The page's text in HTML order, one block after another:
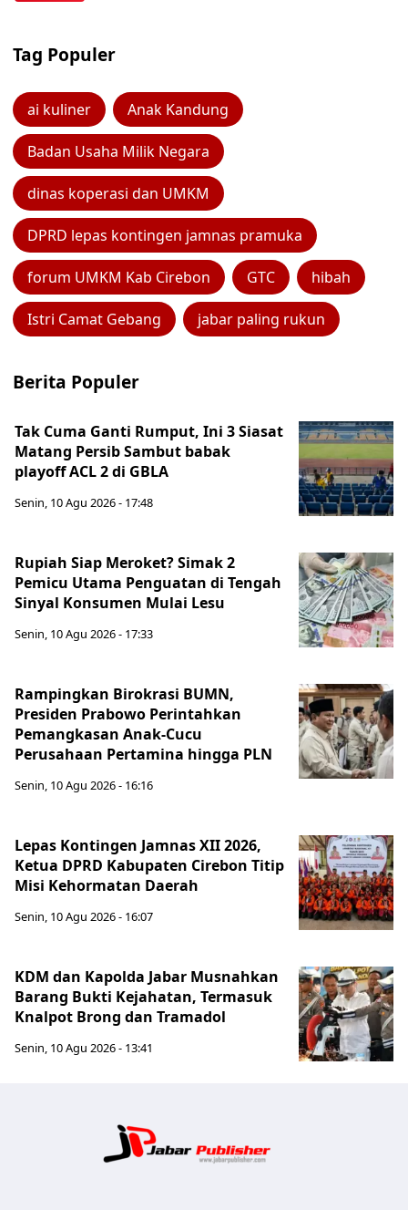
Tag Populer
ai kuliner Anak Kandung
Badan Usaha Milik Negara
dinas koperasi dan UMKM
DPRD lepas kontingen jamnas pramuka
forum UMKM Kab Cirebon GTC hibah
Istri Camat Gebang jabar paling rukun
Berita Populer
Tak Cuma Ganti Rumput, Ini 3 Siasat
Matang Persib Sambut babak
playoff ACL 2 di GBLA
Senin, 10 Agu 2026 - 17:48
Rupiah Siap Meroket? Simak 2
Pemicu Utama Penguatan di Tengah
Sinyal Konsumen Mulai Lesu
Senin, 10 Agu 2026 - 17:33
Rampingkan Birokrasi BUMN,
Presiden Prabowo Perintahkan
Pemangkasan Anak-Cucu
Perusahaan Pertamina hingga PLN
Senin, 10 Agu 2026 - 16:16
Lepas Kontingen Jamnas XII 2026,
Ketua DPRD Kabupaten Cirebon Titip
Misi Kehormatan Daerah
Senin, 10 Agu 2026 - 16:07
KDM dan Kapolda Jabar Musnahkan
Barang Bukti Kejahatan, Termasuk
Knalpot Brong dan Tramadol
Senin, 10 Agu 2026 - 13:41